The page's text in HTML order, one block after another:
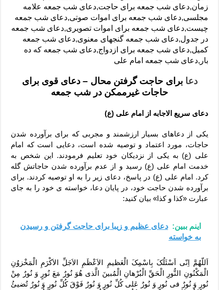
زمان,دعای شب جمعه برای حاجت,دعای شب جمعه علامه
مجلسی,دعای شب جمعه برای اموات صوتی,دعای شب جمعه
چیست,دعای شب جمعه برای اموات تصویری,دعای شب جمعه
در جدول,دعای شب جمعه گنجهای معنوی,دعای شب جمعه
کمیل,دعای شب جمعه برای ازدواج,دعای شب جمعه که ده
بار,دعای شب جمعه امام علی
دعا برای حاجت گرفتن محال – دعای قوی برای
حاجات غیرممکن در شب جمعه
دعای سریع الاجابه از امام علی (ع)
یکی از دعاهای بسیار ارزشمند و مجربی که برای برآورده شدن
حاجات، مورد اعتماد و توصیه شده است، دعایی است که امام
علی (ع) به یکی از نزدیکان خود تعلیم فرمودند. این شخص به
خدمت امام علی (ع) رسید و از عدم برآورده شدن حاجاتش گله
کرد. امام علی (ع) در پاسخ، دعای زیر را به او توصیه کردند. برای
برآورده شدن حاجت خود، در پایان دعا، خواسته ی خود را به جای
عبارت «کذا و کذا» بیان کنید:
اینم ببین: دعای عظیم و زیبا برای حاجت گرفتن و رسیدن
به خواسته
اَللّهُمَّ اِنّى اَسْئَلُکَ بِاسْمِکَ الْعَظیمِ الاَعْظَمِ الاَجَلِّ الاَکْرَمِ الْمَخْزوُنِ
الْمَکْنُونِ النُّورِ الْحَقِّ الْبُرْهانِ الْمُبینَ الَّذى هُوَ نُورٌ مَعَ نُورٍ وَ نُورٌ مِنْ
نُورٍ وَ نُورٌ فى نُورٍ وَ نُورٌ عَلى کُلِّ نُورٍ وَ نُورٌ فَوْقَ کُلِّ نُورٍ وَ نُورٌ تُضیئُ